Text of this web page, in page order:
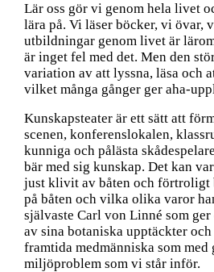
Lär oss gör vi genom hela livet
lära på. Vi läser böcker, vi övar,
utbildningar genom livet är
är inget fel med det. Men den
variation av att lyssna, läsa och
vilket många gånger ger aha-
Kunskapsteater är ett sätt att
scenen, konferenslokalen,
kunniga och pålästa
bär med sig kunskap. Det kan
just klivit av båten och förtroligt
på båten och vilka olika varor
självaste Carl von Linné som
av sina botaniska upptäckter
framtida medmänniska som
miljöproblem som vi står inför.